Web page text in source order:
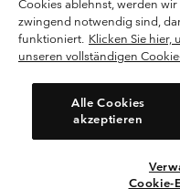
Nutzungsbedingungen Für
Cookies
Kundenservice: Mo- Fr. 9:00 -
(+)43720880525
Cookies ablehnst, werden
zwingend notwendig sind,
funktioniert. Klicken Sie hier,
unseren vollständigen
Alle Cookies
akzeptieren
Cookie-
Bitte wählen Sie
Österreich
Alle